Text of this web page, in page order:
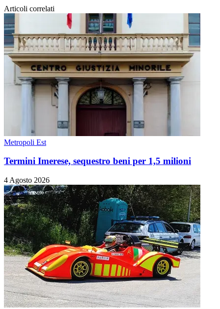
Articoli correlati
Metropoli Est
Termini Imerese, sequestro beni per 1,5 milioni
4 Agosto 2026